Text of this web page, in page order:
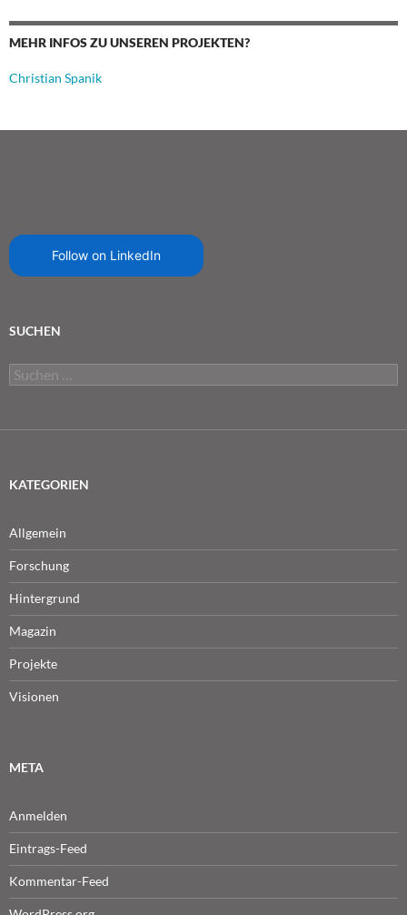
MEHR INFOS ZU UNSEREN PROJEKTEN?
Christian Spanik
Follow on LinkedIn
SUCHEN
Suchen
nach:
KATEGORIEN
Allgemein
Forschung
Hintergrund
Magazin
Projekte
Visionen
META
Anmelden
Eintrags-Feed
Kommentar-Feed